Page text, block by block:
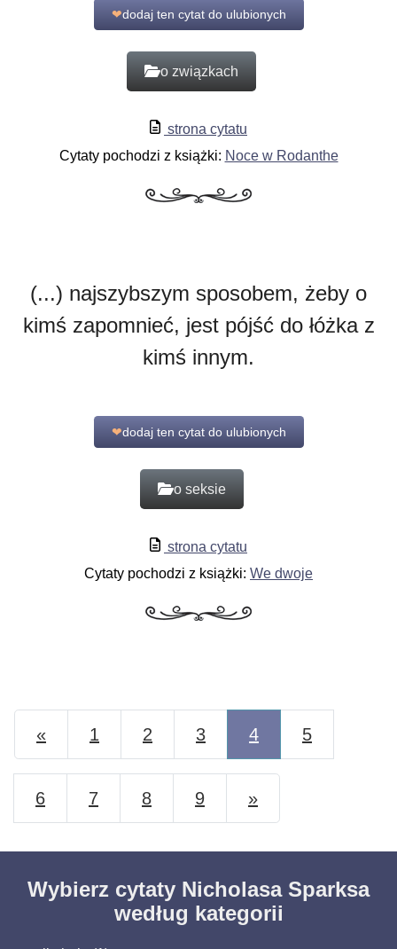
❤dodaj ten cytat do ulubionych
o związkach
strona cytatu
Cytaty pochodzi z książki: Noce w Rodanthe
(...) najszybszym sposobem, żeby o
kimś zapomnieć, jest pójść do łóżka z
kimś innym.
❤dodaj ten cytat do ulubionych
o seksie
strona cytatu
Cytaty pochodzi z książki: We dwoje
«Wstecz1 2 3 4 5
6 7 8 9 »Naprzód
Wybierz cytaty Nicholasa Sparksa
według kategorii